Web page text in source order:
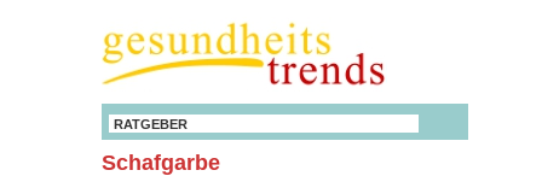
RATGEBER
Schafgarbe